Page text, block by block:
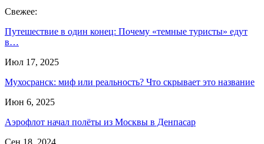
Свежее:
Путешествие в один конец: Почему «темные туристы» едут
в…
Июл 17, 2025
Мухосранск: миф или реальность? Что скрывает это название
Июн 6, 2025
Аэрофлот начал полёты из Москвы в Денпасар
Сен 18, 2024